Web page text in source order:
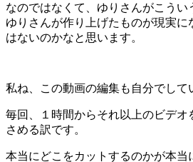
なのではなくて、ゆりさんがこうい
ゆりさんが作り上げたものが現実に
はないのかなと思います。
私ね、この動画の編集も自分でして
毎回、１時間からそれ以上のビデオ
さめる訳です。
本当にどこをカットするのかが本当